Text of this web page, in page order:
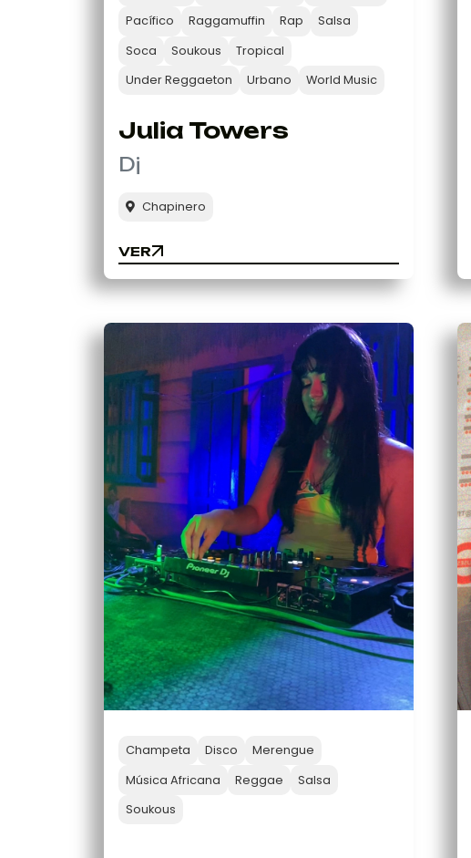
Pacífico
Raggamuffin Rap
Salsa
Soca
Soukous
Tropical
Under Reggaeton
Urbano World Music
Julia Towers
Dj
Chapinero
VER
VER
Champeta Disco
Merengue
Música Africana
Reggae
Salsa
Soukous